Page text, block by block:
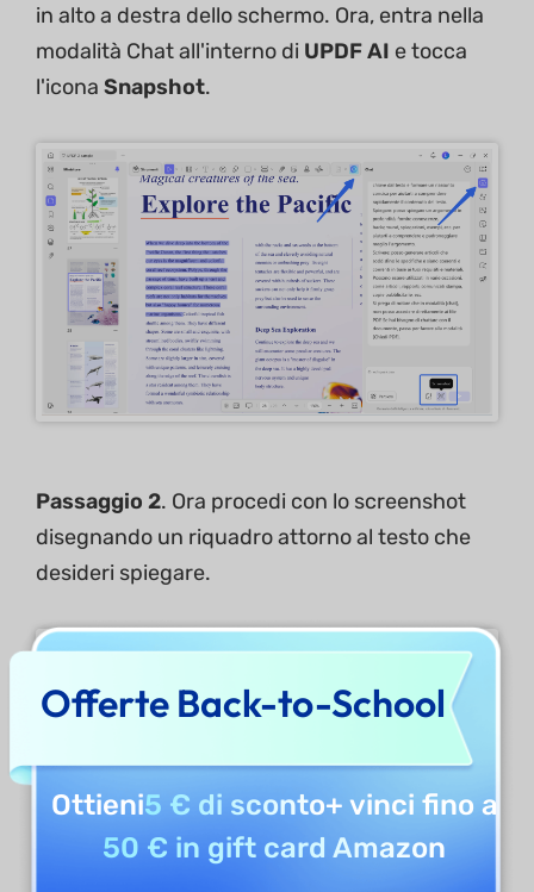
in alto a destra dello schermo. Ora, entra nella
modalità Chat all'interno di UPDF AI e tocca
l'icona Snapshot.
Passaggio 2. Ora procedi con lo screenshot
disegnando un riquadro attorno al testo che
desideri spiegare.
Offerte Back-to-School
Ottieni5 € di sconto+ vinci fino a
50 € in gift card Amazon